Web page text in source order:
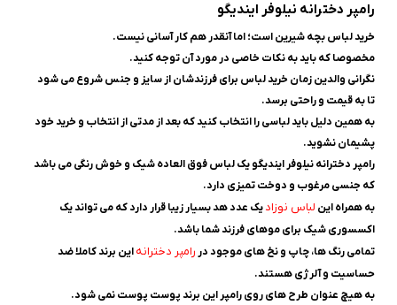
رامپر دخترانه نیلوفر ایندیگو
خرید لباس بچه شیرین است؛ اما آنقدر هم کار آسانی نیست.
مخصوصا که باید به نکات خاصی در مورد آن توجه کنید.
نگرانی والدین زمان خرید لباس برای فرزندشان از سایز و جنس شروع می شود
تا به قیمت و راحتی برسد.
به همین دلیل باید لباسی را انتخاب کنید که بعد از مدتی از انتخاب و خرید خود
پشیمان نشوید.
رامپر دخترانه نیلوفر ایندیگو یک لباس فوق العاده شیک و خوش رنگی می باشد
که جنسی مرغوب و دوخت تمیزی دارد.
به همراه این لباس نوزادیک عدد هد بسیار زیبا قرار دارد که می تواند یک
اکسسوری شیک برای موهای فرزند شما باشد.
تمامی رنگ ها، چاپ و نخ های موجود در رامپر دخترانهاین برند کاملا ضد
حساسیت و آلرژی هستند.
به هیچ عنوان طرح های روی رامپر این برند پوست پوست نمی شود.